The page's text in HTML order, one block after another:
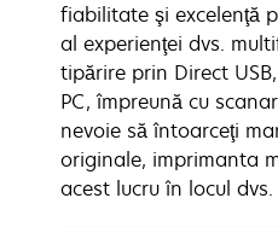
fiabilitate şi excelenţă
al experienţei dvs.
tipărire prin Direct
PC, împreună cu
nevoie să întoarceţi
originale, imprimanta
acest lucru în locul dvs.